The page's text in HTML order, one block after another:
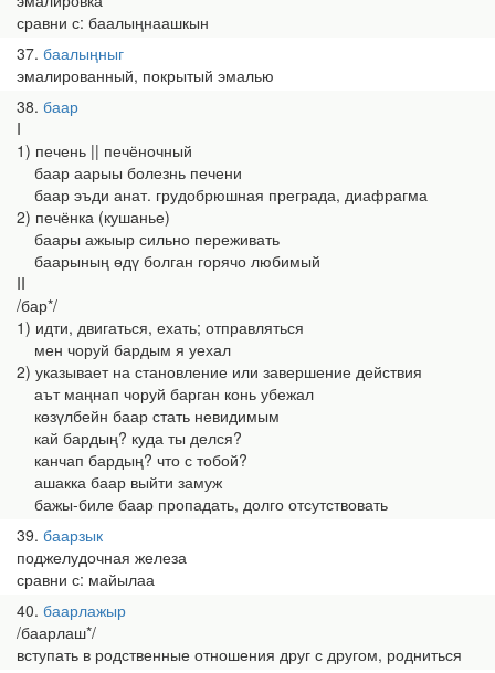
сравни с: баалыңнаашкын
37 баалыңныг
эмалированный, покрытый эмалью
38 баар
I
1) печень || печёночный
баар аарыы болезнь печени
баар эъди анат. грудобрюшная преграда, диафрагма
2) печёнка (кушанье)
баары ажыыр сильно переживать
баарының өдү болган горячо любимый
II
/бар*/
1) идти, двигаться, ехать; отправляться
мен чоруй бардым я уехал
2) указывает на становление или завершение действия
аът маңнап чоруй барган конь убежал
көзүлбейн баар стать невидимым
кай бардың? куда ты делся?
канчап бардың? что с тобой?
ашакка баар выйти замуж
бажы-биле баар пропадать, долго отсутствовать
39 баарзык
поджелудочная железа
сравни с: майылаа
40 баарлажыр
/баарлаш*/
вступать в родственные отношения друг с другом, родниться